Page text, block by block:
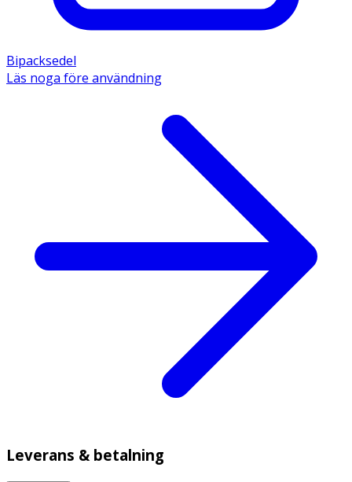
Bipacksedel
Läs noga före användning
Leverans & betalning